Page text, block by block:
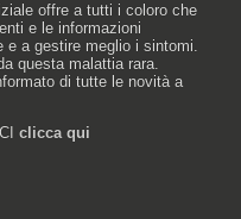
offre a tutti i coloro che
e le informazioni
e a gestire meglio i sintomi.
questa malattia rara.
di tutte le novità a
clicca qui